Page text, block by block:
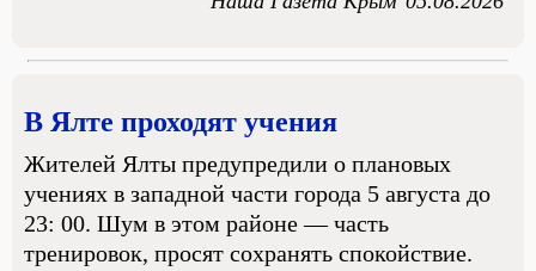
В Ялте проходят учения
Жителей Ялты предупредили о плановых
учениях в западной части города 5 августа до
23: 00. Шум в этом районе — часть
тренировок, просят сохранять спокойствие.